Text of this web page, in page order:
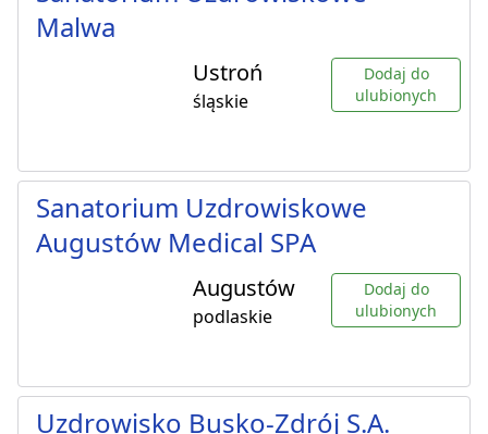
Malwa
Ustroń
śląskie
Dodaj do
ulubionych
Sanatorium Uzdrowiskowe
Augustów Medical SPA
Augustów
podlaskie
Dodaj do
ulubionych
Uzdrowisko Busko-Zdrój S.A.